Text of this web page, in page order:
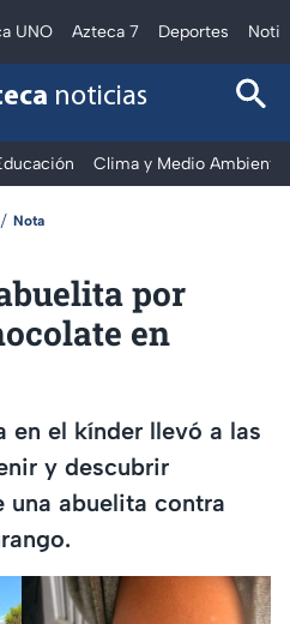
UNO Azteca 7 Deportes
noticias
Clima y Medio Ambiente
Nota
por
en
en el kínder llevó a las
y descubrir
una abuelita contra